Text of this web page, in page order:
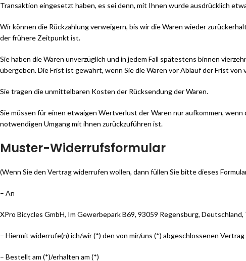
Transaktion eingesetzt haben, es sei denn, mit Ihnen wurde ausdrücklich
Wir können die Rückzahlung verweigern, bis wir die Waren wieder
der frühere Zeitpunkt ist.
Sie haben die Waren unverzüglich und in jedem Fall spätestens binnen
übergeben. Die Frist ist gewahrt, wenn Sie die Waren vor Ablauf der Frist von
Sie tragen die unmittelbaren Kosten der Rücksendung der Waren.
Sie müssen für einen etwaigen Wertverlust der Waren nur aufkommen,
notwendigen Umgang mit ihnen zurückzuführen ist.
Muster-Widerrufsformular
(Wenn Sie den Vertrag widerrufen wollen, dann füllen Sie bitte dieses
– An
XPro Bicycles GmbH, Im Gewerbepark B69, 93059 Regensburg,
– Hiermit widerrufe(n) ich/wir (*) den von mir/uns (*) abgeschlossenen
– Bestellt am (*)/erhalten am (*)